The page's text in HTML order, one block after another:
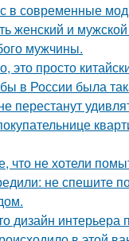
в современные
женский и
мужчины.
это просто
в России была
перестанут
что не хотели
не спешите
дизайн